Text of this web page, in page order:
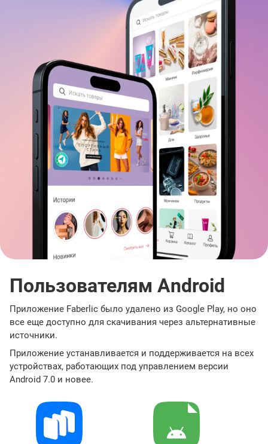
Пользователям Android
Приложение Faberlic было удалено из Google Play, но оно
все еще доступно для скачивания через альтернативные
источники.
Приложение устанавливается и поддерживается на всех
устройствах, работающих под управлением версии
Android 7.0 и новее.